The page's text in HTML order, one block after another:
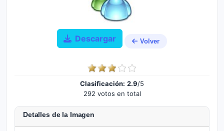
Descargar Volver
Clasificación: 2.9/5
292 votos en total
Detalles de la Imagen